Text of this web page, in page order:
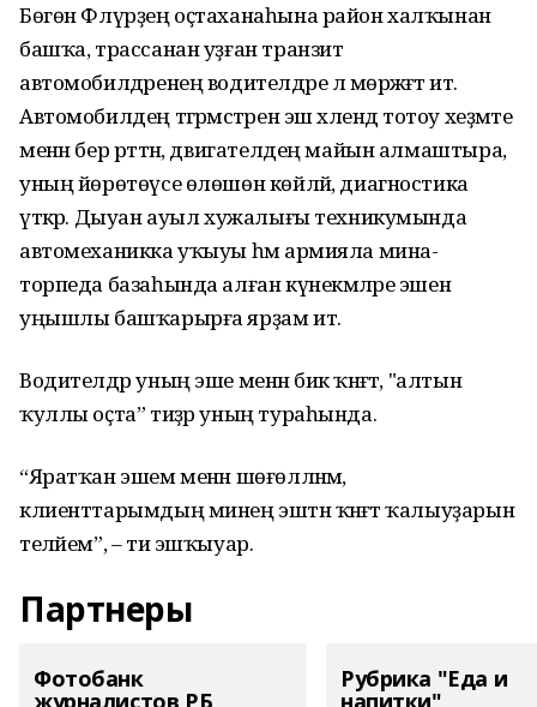
Бөгөн Флүрҙең оҫтаханаһына район халҡынан
башҡа, трассанан уҙған транзит
автомобилдәренең водителдәре лә мөрәжәғәт итә.
Автомобилдең тәгәрмәстәрен эш хәлендә тотоу хеҙмәте
менән бер рәттән, двигателдең майын алмаштыра,
уның йөрөтөүсе өлөшөн көйләй, диагностика
үткәрә. Дыуан ауыл хужалығы техникумында
автомеханикка уҡыуы һәм армияла мина-
торпеда базаһында алған күнекмәләре эшен
уңышлы башҡарырға ярҙам итә.
Водителдәр уның эше менән бик ҡәнәғәт, "алтын
ҡуллы оҫта” тиҙәр уның тураһында.
“Яратҡан эшем менән шөғөлләнәм,
клиенттарымдың минең эштән ҡәнәғәт ҡалыуҙарын
теләйем”, – ти эшҡыуар.
Партнеры
Фотобанк
журналистов РБ
Рубрика "Еда и
напитки"